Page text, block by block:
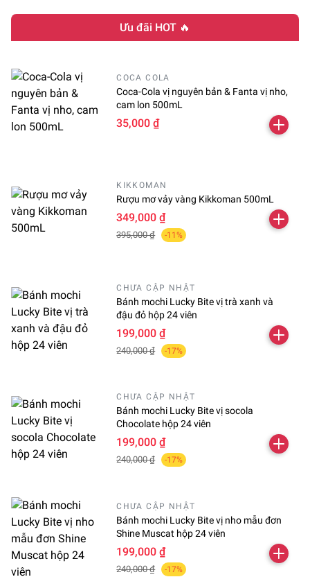
Ưu đãi HOT 🔥
COCA COLA
Coca-Cola vị nguyên bản & Fanta vị nho,
cam lon 500mL
35,000 ₫
KIKKOMAN
Rượu mơ vảy vàng Kikkoman 500mL
349,000 ₫
395,000 ₫ -11%
CHƯA CẬP NHẬT
Bánh mochi Lucky Bite vị trà xanh và
đậu đỏ hộp 24 viên
199,000 ₫
240,000 ₫ -17%
CHƯA CẬP NHẬT
Bánh mochi Lucky Bite vị socola
Chocolate hộp 24 viên
199,000 ₫
240,000 ₫ -17%
CHƯA CẬP NHẬT
Bánh mochi Lucky Bite vị nho mẫu đơn
Shine Muscat hộp 24 viên
199,000 ₫
240,000 ₫ -17%